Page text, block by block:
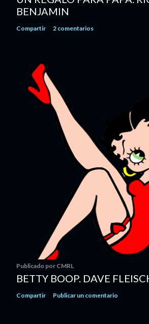
BENJAMIN
Compartir 2 comentarios
Publicado por CMRL
BETTY BOOP. DAVE
Compartir Publicar un comentario